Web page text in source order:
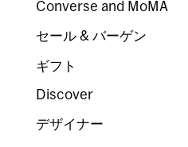
Converse and MoMA
セール & バーゲン
ギフト
Discover
デザイナー